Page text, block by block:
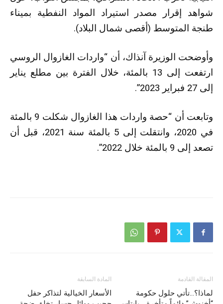
شواهد إقرار مصدر استيراد المواد النفطية بميناء
طنجة المتوسط (أقصى شمال البلاد).
وأوضحت الوزيرة آنذاك، أن “واردات الغازوال الروسي
ارتفعت إلى 13 بالمئة، خلال الفترة بين مطلع يناير
إلى 27 فبراير 2023”.
وتابعت أن “حصة واردات هذا الغازوال شكلت 9 بالمئة
في 2020، وانتقلت إلى 5 بالمئة سنة 2021، قبل أن
تصعد إلى 9 بالمئة خلال 2022”.
المادة السابقة
الأسعار الخيالية لتذاكر حفل
المقالة القادمة
لماذا؟…تأتي حلول حكومة